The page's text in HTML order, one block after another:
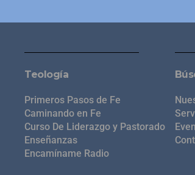
Teología
Primeros Pasos de Fe
Caminando en Fe
Curso De Liderazgo y Pastorado
Enseñanzas
Encamíname Radio